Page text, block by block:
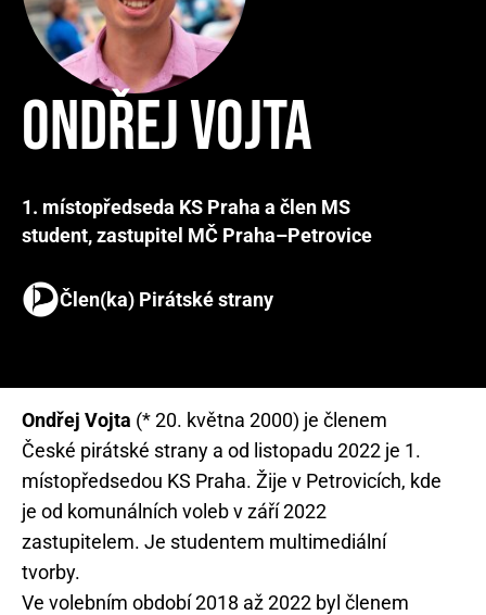
Ondřej Vojta
1. místopředseda KS Praha a člen MS
student, zastupitel MČ Praha–Petrovice
Člen(ka) Pirátské strany
Ondřej Vojta (* 20. května 2000) je členem
České pirátské strany a od listopadu 2022 je 1.
místopředsedou KS Praha. Žije v Petrovicích, kde
je od komunálních voleb v září 2022
zastupitelem. Je studentem multimediální
tvorby.
Ve volebním období 2018 až 2022 byl členem